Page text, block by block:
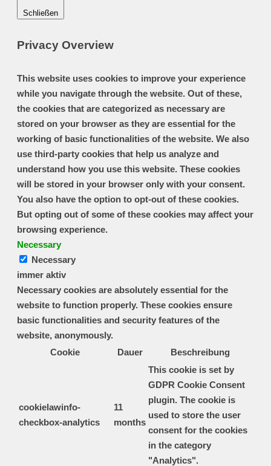
Schließen
Privacy Overview
This website uses cookies to improve your experience
while you navigate through the website. Out of these,
the cookies that are categorized as necessary are
stored on your browser as they are essential for the
working of basic functionalities of the website. We also
use third-party cookies that help us analyze and
understand how you use this website. These cookies
will be stored in your browser only with your consent.
You also have the option to opt-out of these cookies.
But opting out of some of these cookies may affect your
browsing experience.
Necessary
Necessary
immer aktiv
Necessary cookies are absolutely essential for the
website to function properly. These cookies ensure
basic functionalities and security features of the
website, anonymously.
Cookie
Dauer Beschreibung
cookielawinfo-
checkbox-analytics
11
months
This cookie is set by
GDPR Cookie Consent
plugin. The cookie is
used to store the user
consent for the cookies
in the category
"Analytics".